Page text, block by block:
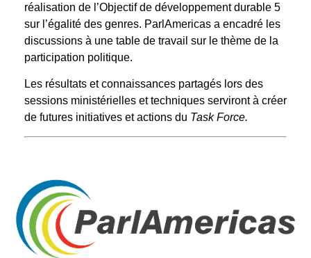
réalisation de l’Objectif de développement durable 5
sur l’égalité des genres. ParlAmericas a encadré les
discussions à une table de travail sur le thème de la
participation politique.
Les résultats et connaissances partagés lors des
sessions ministérielles et techniques serviront à créer
de futures initiatives et actions du Task Force.